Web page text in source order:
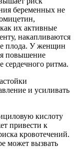
беременных не
их активные
накапливаются
плода. У женщин
повышение
сердечного ритма.
и усиливать
кислоту
привести к
кровотечений.
может вызвать